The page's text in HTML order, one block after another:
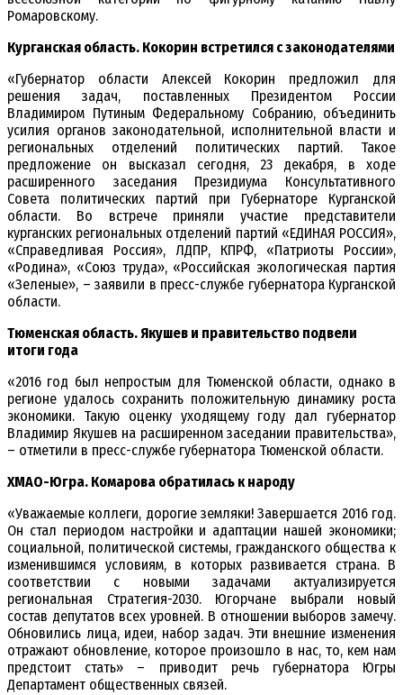
Ромаровскому.
Курганская область. Кокорин встретился с законодателями
«Губернатор области Алексей Кокорин предложил для
решения задач, поставленных Президентом России
Владимиром Путиным Федеральному Собранию, объединить
усилия органов законодательной, исполнительной власти и
региональных отделений политических партий. Такое
предложение он высказал сегодня, 23 декабря, в ходе
расширенного заседания Президиума Консультативного
Совета политических партий при Губернаторе Курганской
области. Во встрече приняли участие представители
курганских региональных отделений партий «ЕДИНАЯ РОССИЯ»,
«Справедливая Россия», ЛДПР, КПРФ, «Патриоты России»,
«Родина», «Союз труда», «Российская экологическая партия
«Зеленые», – заявили в пресс-службе губернатора Курганской
области.
Тюменская область. Якушев и правительство подвели
итоги года
«2016 год был непростым для Тюменской области, однако в
регионе удалось сохранить положительную динамику роста
экономики. Такую оценку уходящему году дал губернатор
Владимир Якушев на расширенном заседании правительства»,
– отметили в пресс-службе губернатора Тюменской области.
ХМАО-Югра. Комарова обратилась к народу
«Уважаемые коллеги, дорогие земляки! Завершается 2016 год.
Он стал периодом настройки и адаптации нашей экономики;
социальной, политической системы, гражданского общества к
изменившимся условиям, в которых развивается страна. В
соответствии с новыми задачами актуализируется
региональная Стратегия-2030. Югорчане выбрали новый
состав депутатов всех уровней. В отношении выборов замечу.
Обновились лица, идеи, набор задач. Эти внешние изменения
отражают обновление, которое произошло в нас, то, кем нам
предстоит стать» – приводит речь губернатора Югры
Департамент общественных связей.